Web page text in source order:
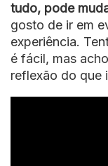
tudo, pode
gosto de ir em
experiência.
é fácil, mas
reflexão do que